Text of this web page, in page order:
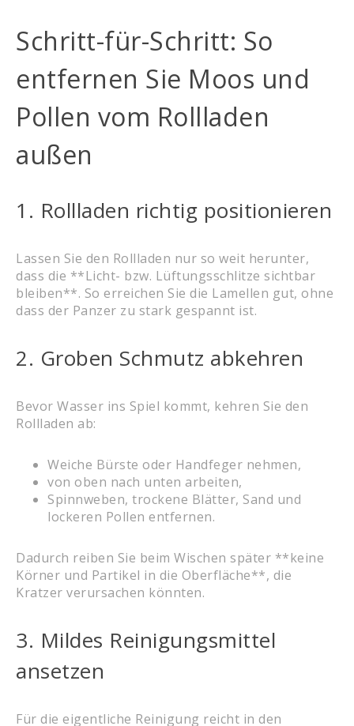
Schritt-für-Schritt: So
entfernen Sie Moos und
Pollen vom Rollladen
außen
1. Rollladen richtig positionieren
Lassen Sie den Rollladen nur so weit herunter,
dass die **Licht- bzw. Lüftungsschlitze sichtbar
bleiben**. So erreichen Sie die Lamellen gut, ohne
dass der Panzer zu stark gespannt ist.
2. Groben Schmutz abkehren
Bevor Wasser ins Spiel kommt, kehren Sie den
Rollladen ab:
Weiche Bürste oder Handfeger nehmen,
von oben nach unten arbeiten,
Spinnweben, trockene Blätter, Sand und
lockeren Pollen entfernen.
Dadurch reiben Sie beim Wischen später **keine
Körner und Partikel in die Oberfläche**, die
Kratzer verursachen könnten.
3. Mildes Reinigungsmittel
ansetzen
Für die eigentliche Reinigung reicht in den